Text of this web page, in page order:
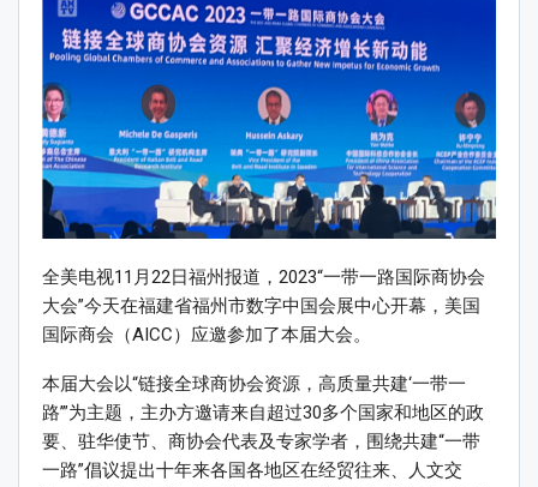
全美电视11月22日福州报道，2023“一带一路国际商协会
大会”今天在福建省福州市数字中国会展中心开幕，美国
国际商会（AICC）应邀参加了本届大会。
本届大会以“链接全球商协会资源，高质量共建‘一带一
路’”为主题，主办方邀请来自超过30多个国家和地区的政
要、驻华使节、商协会代表及专家学者，围绕共建“一带
一路”倡议提出十年来各国各地区在经贸往来、人文交